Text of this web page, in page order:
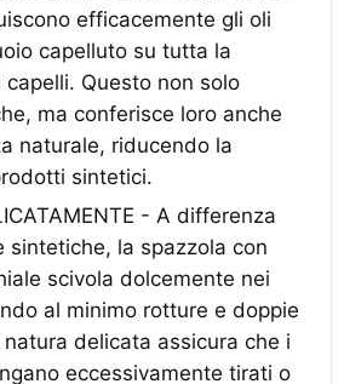
efficacemente gli oli
capelluto su tutta la
capelli. Questo non solo
ma conferisce loro anche
naturale, riducendo la
sintetici.
- A differenza
sintetiche, la spazzola con
scivola dolcemente nei
al minimo rotture e doppie
delicata assicura che i
eccessivamente tirati o